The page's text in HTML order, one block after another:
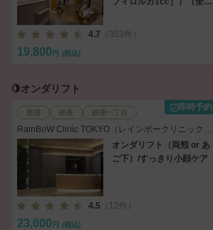
4.7 （353件）
19,800 円 (税込)
🍋オンダリフト
新宿 銀座 銀座一丁目
即時予約
RainBoW Clinic TOKYO（レインボークリニック東
京）
オンダリフト（両頬 or あ
ご下）/すっきり小顔ケア
4.5 （12件）
23,000 円 (税込)